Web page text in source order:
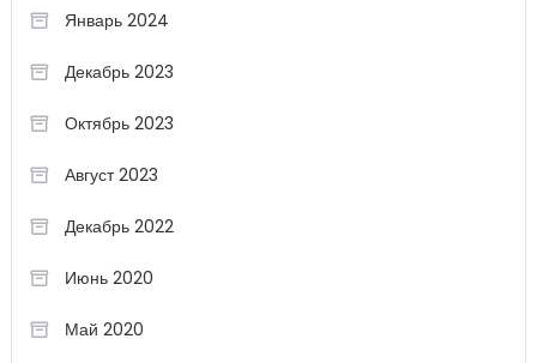
Январь 2024
Декабрь 2023
Октябрь 2023
Август 2023
Декабрь 2022
Июнь 2020
Май 2020